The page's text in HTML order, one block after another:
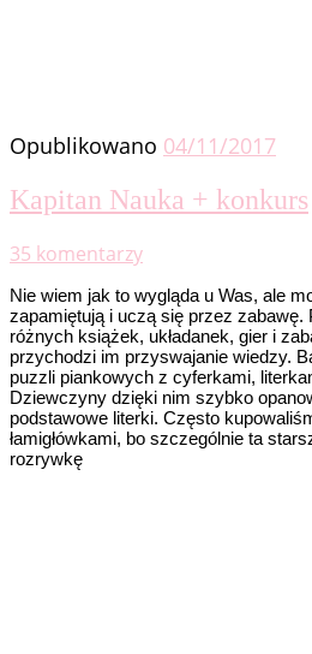
Opublikowano 04/11/2017
Kapitan Nauka + konkurs
35 komentarzy
Nie wiem jak to wygląda u Was, ale
zapamiętują i uczą się przez zabawę.
różnych książek, układanek, gier i
przychodzi im przyswajanie wiedzy.
puzzli piankowych z cyferkami,
Dziewczyny dzięki nim szybko
podstawowe literki. Często
łamigłówkami, bo szczególnie ta
rozrywkę